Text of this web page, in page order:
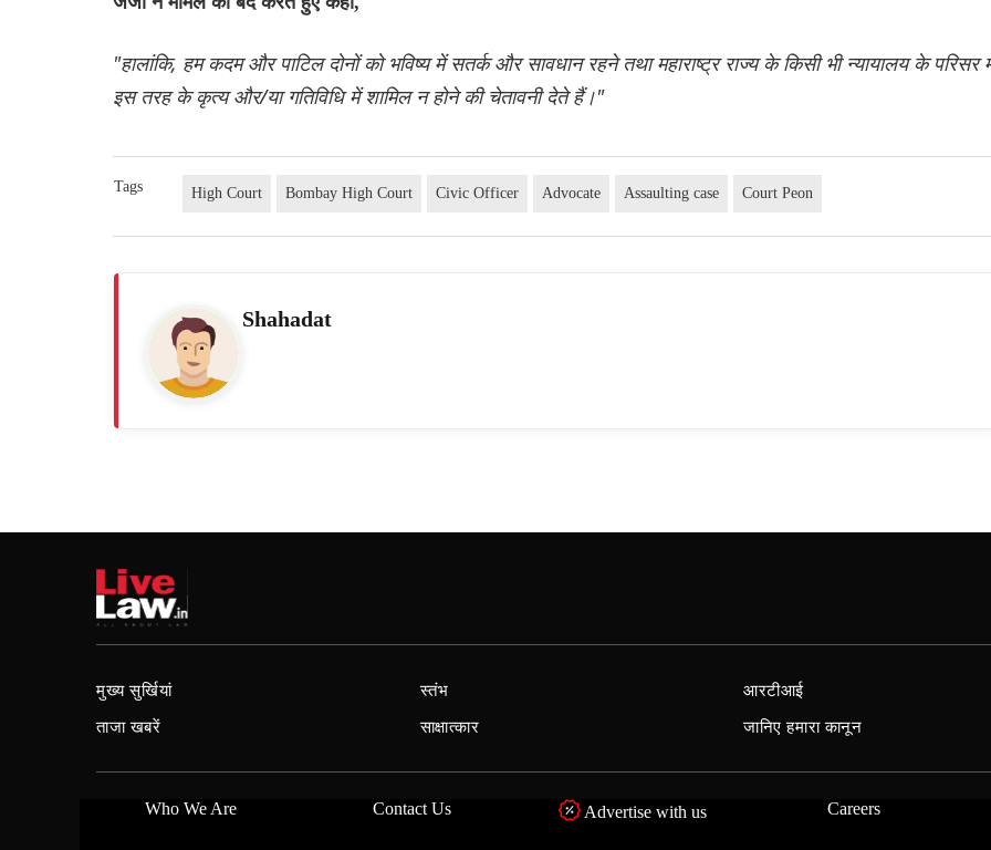
"हालांकि, हम कदम और पाटिल दोनों को भविष्य में सतर्क और सावधान रहने तथा महाराष्ट्र राज्य के किसी भी न्यायालय के परिसर
इस तरह के कृत्य और/या गतिविधि में शामिल न होने की चेतावनी देते हैं।"
Tags High Court Bombay High Court Civic Officer Advocate Assaulting case Court Peon
Shahadat
मुख्य सुर्खियां
ताजा खबरें
स्तंभ
साक्षात्कार
आरटीआई
जानिए हमारा कानून
Who We Are Contact Us Advertise with us Careers